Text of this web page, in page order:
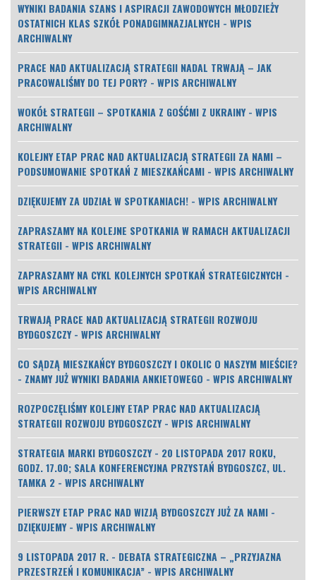
WYNIKI BADANIA SZANS I ASPIRACJI ZAWODOWYCH MŁODZIEŻY
OSTATNICH KLAS SZKÓŁ PONADGIMNAZJALNYCH - WPIS
ARCHIWALNY
PRACE NAD AKTUALIZACJĄ STRATEGII NADAL TRWAJĄ – JAK
PRACOWALIŚMY DO TEJ PORY? - WPIS ARCHIWALNY
WOKÓŁ STRATEGII – SPOTKANIA Z GOŚĆMI Z UKRAINY - WPIS
ARCHIWALNY
KOLEJNY ETAP PRAC NAD AKTUALIZACJĄ STRATEGII ZA NAMI –
PODSUMOWANIE SPOTKAŃ Z MIESZKAŃCAMI - WPIS ARCHIWALNY
DZIĘKUJEMY ZA UDZIAŁ W SPOTKANIACH! - WPIS ARCHIWALNY
ZAPRASZAMY NA KOLEJNE SPOTKANIA W RAMACH AKTUALIZACJI
STRATEGII - WPIS ARCHIWALNY
ZAPRASZAMY NA CYKL KOLEJNYCH SPOTKAŃ STRATEGICZNYCH -
WPIS ARCHIWALNY
TRWAJĄ PRACE NAD AKTUALIZACJĄ STRATEGII ROZWOJU
BYDGOSZCZY - WPIS ARCHIWALNY
CO SĄDZĄ MIESZKAŃCY BYDGOSZCZY I OKOLIC O NASZYM MIEŚCIE?
- ZNAMY JUŻ WYNIKI BADANIA ANKIETOWEGO - WPIS ARCHIWALNY
ROZPOCZĘLIŚMY KOLEJNY ETAP PRAC NAD AKTUALIZACJĄ
STRATEGII ROZWOJU BYDGOSZCZY - WPIS ARCHIWALNY
STRATEGIA MARKI BYDGOSZCZY - 20 LISTOPADA 2017 ROKU,
GODZ. 17.00; SALA KONFERENCYJNA PRZYSTAŃ BYDGOSZCZ, UL.
TAMKA 2 - WPIS ARCHIWALNY
PIERWSZY ETAP PRAC NAD WIZJĄ BYDGOSZCZY JUŻ ZA NAMI -
DZIĘKUJEMY - WPIS ARCHIWALNY
9 LISTOPADA 2017 R. - DEBATA STRATEGICZNA – „PRZYJAZNA
PRZESTRZEŃ I KOMUNIKACJA” - WPIS ARCHIWALNY